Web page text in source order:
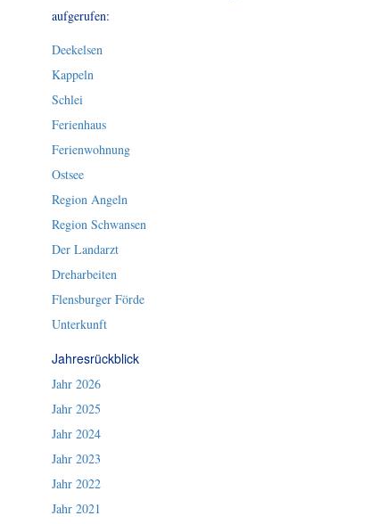
aufgerufen:
Deekelsen
Kappeln
Schlei
Ferienhaus
Ferienwohnung
Ostsee
Region Angeln
Region Schwansen
Der Landarzt
Dreharbeiten
Flensburger Förde
Unterkunft
Jahresrückblick
Jahr 2026
Jahr 2025
Jahr 2024
Jahr 2023
Jahr 2022
Jahr 2021